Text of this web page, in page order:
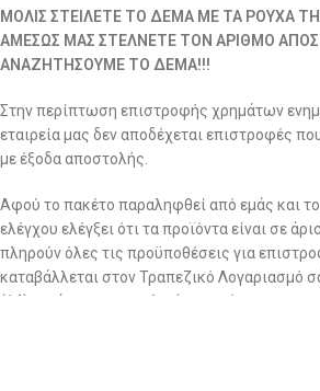
ΜΟΛΙΣ ΣΤΕΙΛΕΤΕ ΤΟ ΔΕΜΑ ΜΕ ΤΑ ΡΟΥΧΑ
ΑΜΕΣΩΣ ΜΑΣ ΣΤΕΛΝΕΤΕ ΤΟΝ ΑΡΙΘΜΟ
ΑΝΑΖΗΤΗΣΟΥΜΕ ΤΟ ΔΕΜΑ!!!
Στην περίπτωση επιστροφής χρημάτων
εταιρεία μας δεν αποδέχεται επιστροφές
με έξοδα αποστολής.
Αφού το πακέτο παραληφθεί από εμάς και
ελέγχου ελέγξει ότι τα προϊόντα είναι σε
πληρούν όλες τις προϋποθέσεις για
καταβάλλεται στον Τραπεζικό Λογαριασμό
(14) εργάσιμων ημερών. (το ποσό της